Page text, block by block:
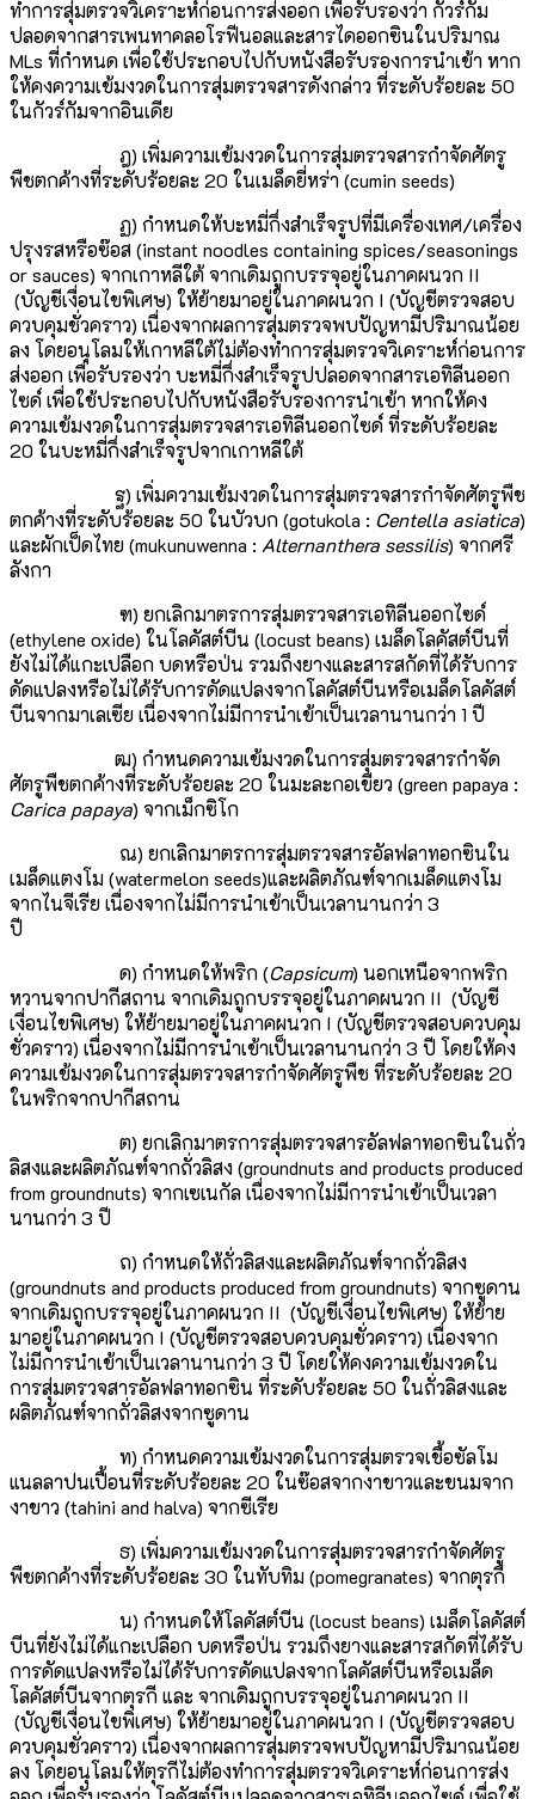
ทำการสุ่มตรวจวิเคราะห์ก่อนการส่งออก เพื่อรับรองว่า กัวร์กัม
ปลอดจากสารเพนทาคลอโรฟีนอลและสารไดออกซินในปริมาณ
MLs ที่กำหนด เพื่อใช้ประกอบไปกับหนังสือรับรองการนำเข้า หาก
ให้คงความเข้มงวดในการสุ่มตรวจสารดังกล่าว ที่ระดับร้อยละ 50
ในกัวร์กัมจากอินเดีย
ฎ) เพิ่มความเข้มงวดในการสุ่มตรวจสารกำจัดศัตรู
พืชตกค้างที่ระดับร้อยละ 20 ในเมล็ดยี่หร่า (cumin seeds)
ฏ) กำหนดให้บะหมี่กึ่งสำเร็จรูปที่มีเครื่องเทศ/เครื่อง
ปรุงรสหรือซ๊อส (instant noodles containing spices/seasonings
or sauces) จากเกาหลีใต้ จากเดิมถูกบรรจุอยู่ในภาคผนวก II
(บัญชีเงื่อนไขพิเศษ) ให้ย้ายมาอยู่ในภาคผนวก I (บัญชีตรวจสอบ
ควบคุมชั่วคราว) เนื่องจากผลการสุ่มตรวจพบปัญหามีปริมาณน้อย
ลง โดยอนุโลมให้เกาหลีใต้ไม่ต้องทำการสุ่มตรวจวิเคราะห์ก่อนการ
ส่งออก เพื่อรับรองว่า บะหมี่กึ่งสำเร็จรูปปลอดจากสารเอทิลีนออก
ไซด์ เพื่อใช้ประกอบไปกับหนังสือรับรองการนำเข้า หากให้คง
ความเข้มงวดในการสุ่มตรวจสารเอทิลีนออกไซด์ ที่ระดับร้อยละ
20 ในบะหมี่กึ่งสำเร็จรูปจากเกาหลีใต้
ฐ) เพิ่มความเข้มงวดในการสุ่มตรวจสารกำจัดศัตรูพืช
ตกค้างที่ระดับร้อยละ 50 ในบัวบก (gotukola : Centella asiatica)
และผักเป็ดไทย (mukunuwenna : Alternanthera sessilis) จากศรี
ลังกา
ฑ) ยกเลิกมาตรการสุ่มตรวจสารเอทิลีนออกไซด์
(ethylene oxide) ในโลคัสต์บีน (locust beans) เมล็ดโลคัสต์บีนที่
ยังไม่ได้แกะเปลือก บดหรือป่น รวมถึงยางและสารสกัดที่ได้รับการ
ดัดแปลงหรือไม่ได้รับการดัดแปลงจากโลคัสต์บีนหรือเมล็ดโลคัสต์
บีนจากมาเลเซีย เนื่องจากไม่มีการนำเข้าเป็นเวลานานกว่า 1 ปี
ฒ) กำหนดความเข้มงวดในการสุ่มตรวจสารกำจัด
ศัตรูพืชตกค้างที่ระดับร้อยละ 20 ในมะละกอเขียว (green papaya :
Carica papaya) จากเม็กซิโก
ณ) ยกเลิกมาตรการสุ่มตรวจสารอัลฟลาทอกซินใน
เมล็ดแตงโม (watermelon seeds)และผลิตภัณฑ์จากเมล็ดแตงโม
จากไนจีเรีย เนื่องจากไม่มีการนำเข้าเป็นเวลานานกว่า 3
ปี
ด) กำหนดให้พริก (Capsicum) นอกเหนือจากพริก
หวานจากปากีสถาน จากเดิมถูกบรรจุอยู่ในภาคผนวก II (บัญชี
เงื่อนไขพิเศษ) ให้ย้ายมาอยู่ในภาคผนวก I (บัญชีตรวจสอบควบคุม
ชั่วคราว) เนื่องจากไม่มีการนำเข้าเป็นเวลานานกว่า 3 ปี โดยให้คง
ความเข้มงวดในการสุ่มตรวจสารกำจัดศัตรูพืช ที่ระดับร้อยละ 20
ในพริกจากปากีสถาน
ต) ยกเลิกมาตรการสุ่มตรวจสารอัลฟลาทอกซินในถั่ว
ลิสงและผลิตภัณฑ์จากถั่วลิสง (groundnuts and products produced
from groundnuts) จากเซเนกัล เนื่องจากไม่มีการนำเข้าเป็นเวลา
นานกว่า 3 ปี
ถ) กำหนดให้ถั่วลิสงและผลิตภัณฑ์จากถั่วลิสง
(groundnuts and products produced from groundnuts) จากซูดาน
จากเดิมถูกบรรจุอยู่ในภาคผนวก II (บัญชีเงื่อนไขพิเศษ) ให้ย้าย
มาอยู่ในภาคผนวก I (บัญชีตรวจสอบควบคุมชั่วคราว) เนื่องจาก
ไม่มีการนำเข้าเป็นเวลานานกว่า 3 ปี โดยให้คงความเข้มงวดใน
การสุ่มตรวจสารอัลฟลาทอกซิน ที่ระดับร้อยละ 50 ในถั่วลิสงและ
ผลิตภัณฑ์จากถั่วลิสงจากซูดาน
ท) กำหนดความเข้มงวดในการสุ่มตรวจเชื้อซัลโม
แนลลาปนเปื้อนที่ระดับร้อยละ 20 ในซ๊อสจากงาขาวและขนมจาก
งาขาว (tahini and halva) จากซีเรีย
ธ) เพิ่มความเข้มงวดในการสุ่มตรวจสารกำจัดศัตรู
พืชตกค้างที่ระดับร้อยละ 30 ในทับทิม (pomegranates) จากตุรกี
น) กำหนดให้โลคัสต์บีน (locust beans) เมล็ดโลคัสต์
บีนที่ยังไม่ได้แกะเปลือก บดหรือป่น รวมถึงยางและสารสกัดที่ได้รับ
การดัดแปลงหรือไม่ได้รับการดัดแปลงจากโลคัสต์บีนหรือเมล็ด
โลคัสต์บีนจากตุรกี และ จากเดิมถูกบรรจุอยู่ในภาคผนวก II
(บัญชีเงื่อนไขพิเศษ) ให้ย้ายมาอยู่ในภาคผนวก I (บัญชีตรวจสอบ
ควบคุมชั่วคราว) เนื่องจากผลการสุ่มตรวจพบปัญหามีปริมาณน้อย
ลง โดยอนุโลมให้ตุรกีไม่ต้องทำการสุ่มตรวจวิเคราะห์ก่อนการส่ง